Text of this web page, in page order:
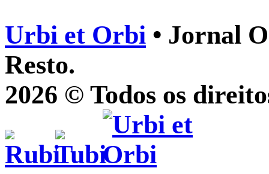
Urbi et Orbi • Jornal
Resto.
2026 © Todos os